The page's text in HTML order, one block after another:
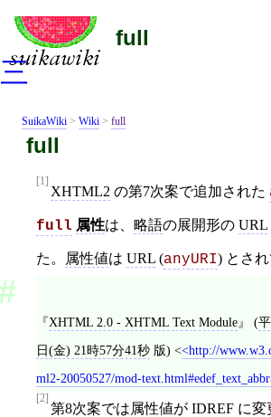
full
SuikaWiki > Wiki > full
full
[1]
XHTML2 の第7次案で追加された
full 属性は、 略語の展開形の URL
た。 属性値は URL (anyURI) とされ
XHTML 2.0 - XHTML Text Module (
日(金) 21時57分41秒 版) < http://
ml2-20050527/mod-text.html#edef_text_abbr
[2]
第8次案では属性値が IDREF に変
三